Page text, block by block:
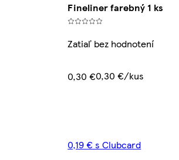
Fineliner farebný 1 ks
Zatiaľ bez hodnotení
0,30 €0,30 €/kus
0,19 € s Clubcard